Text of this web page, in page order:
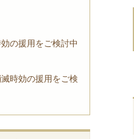
の援用をご検討中
時効の援用をご検